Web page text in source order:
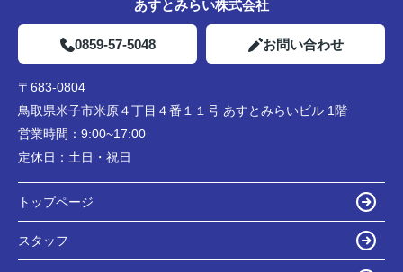
あすとみらい株式会社
0859-57-5048 お問い合わせ
〒683-0804
鳥取県米子市米原４丁目４番１１号 あすとみらいビル 1階
営業時間： 9:00~17:00
定休日： 土日・祝日
トップページ
スタッフ